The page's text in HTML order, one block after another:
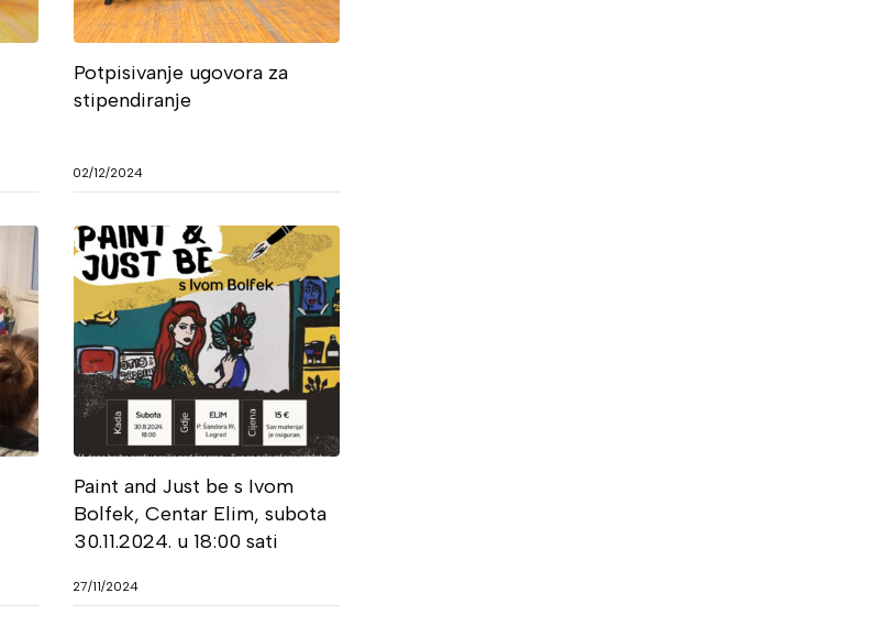
Potpisivanje ugovora za
stipendiranje
02/12/2024
Paint and Just be s Ivom
Bolfek, Centar Elim, subota
30.11.2024. u 18:00 sati
27/11/2024